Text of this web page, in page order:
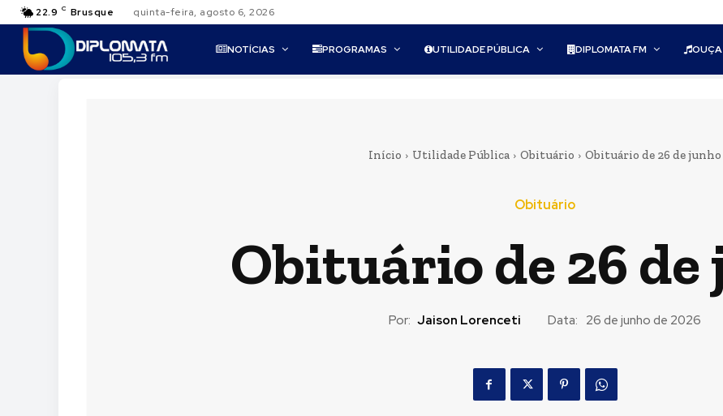
22.9 C Brusque quinta-feira, agosto 6, 2026
NOTÍCIAS PROGRAMAS UTILIDADE PÚBLICA DIPLOMATA FM OUÇA
Início Utilidade Pública Obituário Obituário de 26 de junho
Obituário
Obituário de 26 de
Por: Jaison Lorenceti Data: 26 de junho de 2026